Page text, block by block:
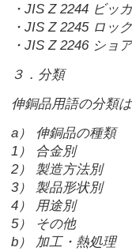
・JIS Z 2244 ビッ
・JIS Z 2245 ロッ
・JIS Z 2246 ショ
３．分類
伸銅品用語の分類
a） 伸銅品の種類
1） 合金別
2） 製造方法別
3） 製品形状別
4） 用途別
5） その他
b） 加工・熱処理